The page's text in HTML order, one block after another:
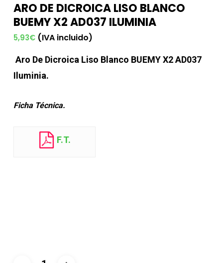
ARO DE DICROICA LISO BLANCO
BUEMY X2 AD037 ILUMINIA
5,93€ (IVA incluido)
Aro De Dicroica Liso Blanco BUEMY X2 AD037
Il uminia.
Ficha Técnica.
F.T.